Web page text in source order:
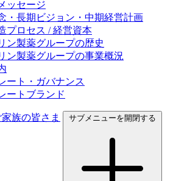
ッセージ
・長期ビジョン・中期経営計画
プロセス / 経営資本
ン製薬グループの歴史
ン製薬グループの事業概況
ート・ガバナンス
ートブランド
族の皆さま サブメニューを開閉する